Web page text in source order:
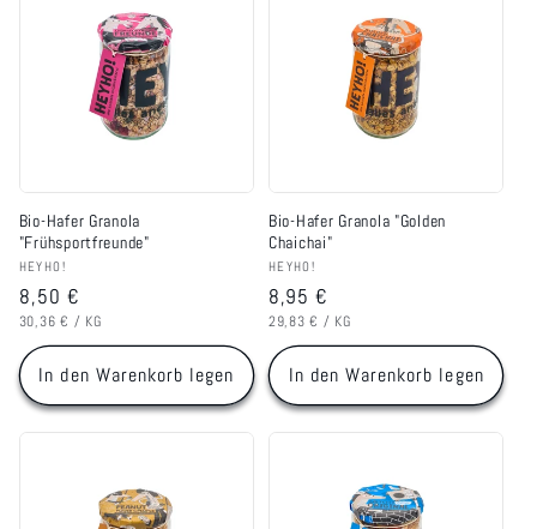
Bio-Hafer Granola
"Frühsportfreunde"
Anbieter:
HEYHO!
Normaler
Preis
8,50 €
GRUNDPREIS
30,36 € / PRO
KG
In den Warenkorb legen
Bio-Hafer Granola "Golden
Chaichai"
Anbieter:
HEYHO!
Normaler
Preis
8,95 €
GRUNDPREIS
29,83 € / PRO
KG
In den Warenkorb legen